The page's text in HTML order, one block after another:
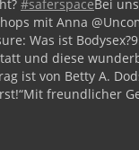
#saferspaceBei
mit Anna
Was ist Bodysex?
und diese
ist von Betty A.
Mit freundlicher